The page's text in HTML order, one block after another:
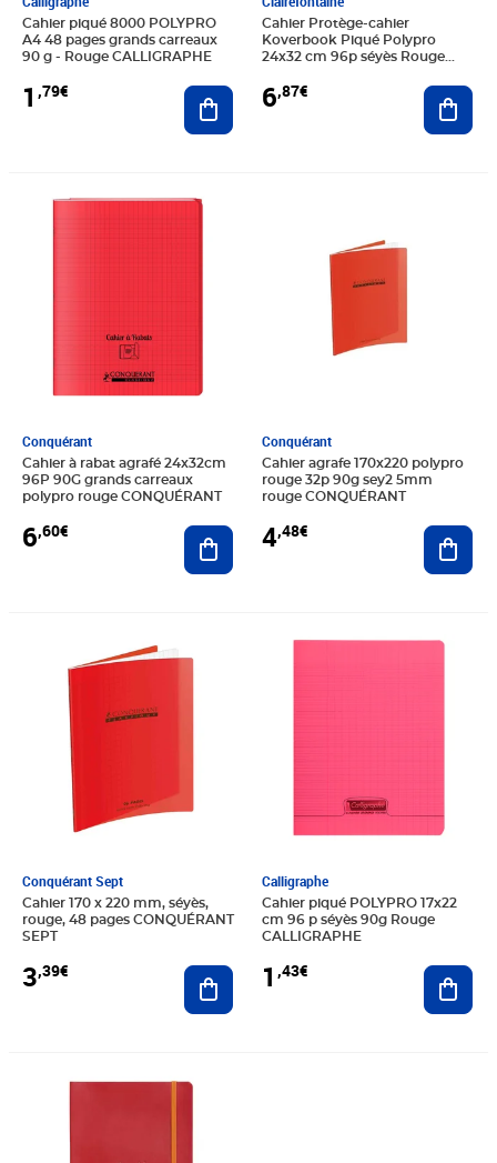
Cahier piqué 8000 POLYPRO
A4 48 pages grands carreaux
90 g - Rouge CALLIGRAPHE
1 ,79€ Ajouter au panier
Cahier Protège-cahier
Koverbook Piqué Polypro
24x32 cm 96p séyès Rouge
6,87€
Conquérant
Cahier à rabat agrafé 24x32cm
96P 90G grands carreaux
polypro rouge CONQUÉRANT
6,60€
Prix 6,60€
Ajouter au panier
Conquérant
Cahier agrafe 170x220 polypro
rouge 32p 90g sey2 5mm
rouge CONQUÉRANT
4,48€
Conquérant Sept
Cahier 170 x 220 mm, séyès,
rouge, 48 pages CONQUÉRANT
SEPT
3,39€ Ajouter au panier
Calligraphe
Cahier piqué POLYPRO 17x22
cm 96 p séyès 90g Rouge
CALLIGRAPHE
1 ,43€
Prix 1,43€
Prix 18,26€